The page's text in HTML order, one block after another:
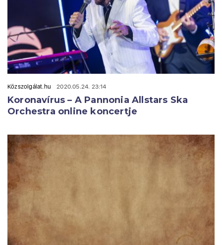
Közszolgálat.hu 2020.05.24. 23:14
Koronavírus – A Pannonia Allstars Ska
Orchestra online koncertje